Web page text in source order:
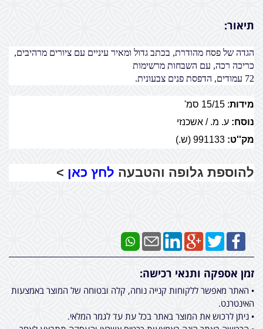
תיאור:
הגדה של פסח מהודרת, בכתב גדול ומאיר עיניים עם ציורים מרהיבים,
כריכה רכה, עם השבחות מרשימות
72 עמודים, הדפסת פנים צבעונית.
מידות: 15/15 סמ'
נוסח: ע. מ. / אשכנזי
מק''ט:
להוספת גלופה והטבעה לחץ כאן >
זמן אספקה ותנאי רכישה:
• האתר מאפשר ללקוחות קנייה נוחה, קלה ובטוחה של המוצר באמצעות
האינטרנט.
• ניתן לרכוש את המוצר באתר בכל עת עד לגמר המלאי.